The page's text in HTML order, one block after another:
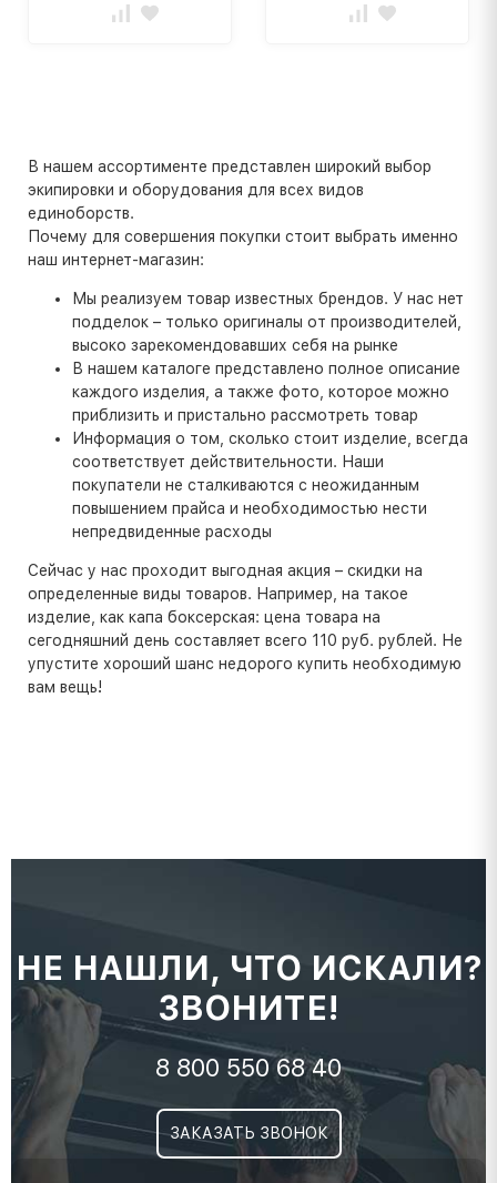
В нашем ассортименте представлен широкий выбор
экипировки и оборудования для всех видов
единоборств.
Почему для совершения покупки стоит выбрать именно
наш интернет-магазин:
Мы реализуем товар известных брендов. У нас нет
подделок – только оригиналы от производителей,
высоко зарекомендовавших себя на рынке
В нашем каталоге представлено полное описание
каждого изделия, а также фото, которое можно
приблизить и пристально рассмотреть товар
Информация о том, сколько стоит изделие, всегда
соответствует действительности. Наши
покупатели не сталкиваются с неожиданным
повышением прайса и необходимостью нести
непредвиденные расходы
Сейчас у нас проходит выгодная акция – скидки на
определенные виды товаров. Например, на такое
изделие, как капа боксерская: цена товара на
сегодняшний день составляет всего 110 руб. рублей. Не
упустите хороший шанс недорого купить необходимую
вам вещь!
НЕ НАШЛИ, ЧТО ИСКАЛИ?
ЗВОНИТЕ!
8 800 550 68 40
ЗАКАЗАТЬ ЗВОНОК